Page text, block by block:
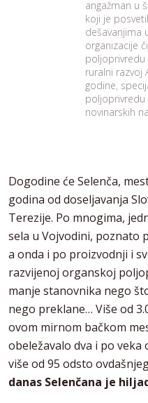
angažman u
koji je
dešavanjima
organizacije
poljoprivredu
ruralni razvoj
godine,
poljoprivredu
novinarskih
Dogodine će Selenča,
godina od doseljavanja
Terezije. Po mnogima,
sela u Vojvodini, poznato
a onda i po proizvodnji i
razvijenoj organskoj
manje stanovnika nego
nego preklane… Više od
ovom mirnom bačkom
obeležavalo dva i po veka
više od 95 odsto
danas Selenčana je